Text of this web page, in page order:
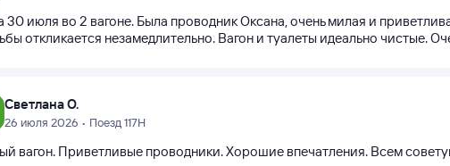
30 июля во 2 вагоне. Была проводник Оксана, очень милая и
откликается незамедлительно. Вагон и туалеты идеально чистые.
Светлана О.
26 июля 2026 • Поезд 117Н
вагон. Приветливые проводники. Хорошие впечатления. Всем